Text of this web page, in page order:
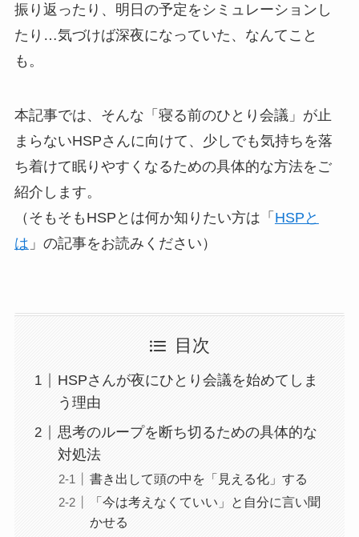
振り返ったり、明日の予定をシミュレーションし
たり…気づけば深夜になっていた、なんてこと
も。
本記事では、そんな「寝る前のひとり会議」が止
まらないHSPさんに向けて、少しでも気持ちを落
ち着けて眠りやすくなるための具体的な方法をご
紹介します。
（そもそもHSPとは何か知りたい方は「 HSPと
は 」の記事をお読みください）
目次
HSPさんが夜にひとり会議を始めてしま
う理由
思考のループを断ち切るための具体的な
対処法
書き出して頭の中を「見える化」する
「今は考えなくていい」と自分に言い聞
かせる